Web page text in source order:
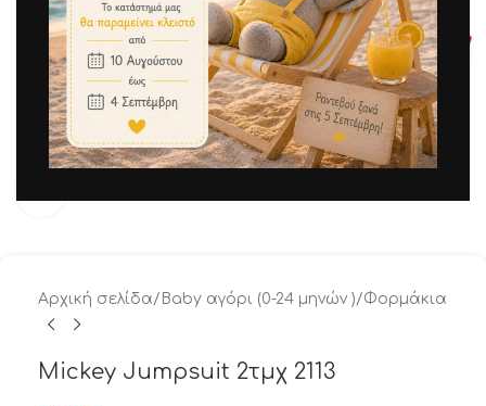
Αρχική σελίδα/ Baby αγόρι (0-24 μηνών )/Φορμάκια
Mickey Jumpsuit 2τμχ 2113